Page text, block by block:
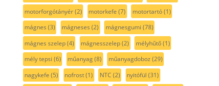
motorforgótányér(2) motorkefe (7) motortartó(1)
mágnes (3) mágneses (2) mágnesgumi (78)
mágnes szelep(4) mágnesszelep(2) mélyhűtő(1)
mély tepsi (6) műanyag(8) műanyagdoboz (29)
nagykefe (5) nofrost(1) NTC (2) nyitófül (31)